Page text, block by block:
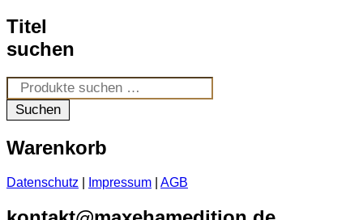
Titel
suchen
Suchen
nach:
Suchen
Warenkorb
Datenschutz Impressum AGB